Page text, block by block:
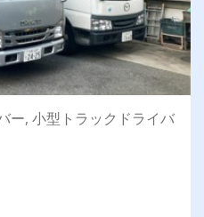
ー, 小型トラックドライバ